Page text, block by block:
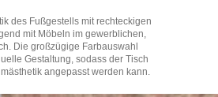
des Fußgestells mit rechteckigen
mit Möbeln im gewerblichen,
Die großzügige Farbauswahl
Gestaltung, sodass der Tisch
angepasst werden kann.